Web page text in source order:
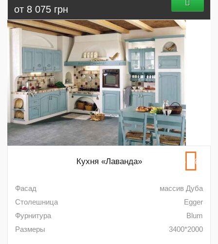
от 8 075 грн
Кухня «Лаванда» -5%
Фасад
массив Дуба
Столешница
Egger
Фурнитура
Blum
Размеры
3400*2000